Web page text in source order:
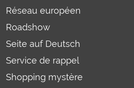
Réseau européen
Roadshow
Seite auf Deutsch
Service de rappel
Shopping mystère